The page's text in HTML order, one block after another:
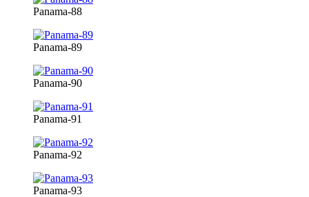
Panama-88
Panama-89
Panama-90
Panama-91
Panama-92
Panama-93